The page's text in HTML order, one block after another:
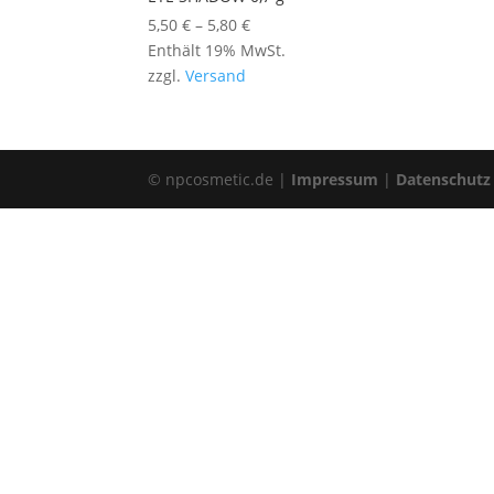
5,50€ – 5,80€Preisspanne:
5,50 €
Enthält 19% MwSt.
zzgl.Versand
© npcosmetic.de | Impressum | Datenschutz